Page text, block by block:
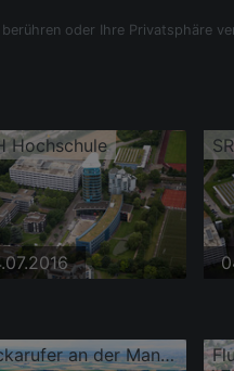
oder Ihre Privatsphäre
Hochschule
Neckarufer an der Mannheimer Straße